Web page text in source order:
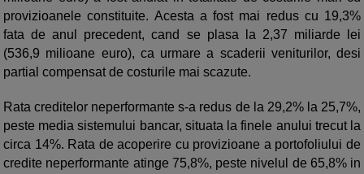
provizioanele constituite. Acesta a fost mai redus cu 19,3%
fata de anul precedent, cand se plasa la 2,37 miliarde lei
(536,9 milioane euro), ca urmare a scaderii veniturilor, desi
partial compensat de costurile mai scazute.
Rata creditelor neperformante s-a redus de la 29,2% la 25,7%,
peste media sistemului bancar, situata la finele anului trecut la
circa 14%. Rata de acoperire cu provizioane a portofoliului de
credite neperformante atinge 75,8%, peste nivelul de 65,8% in